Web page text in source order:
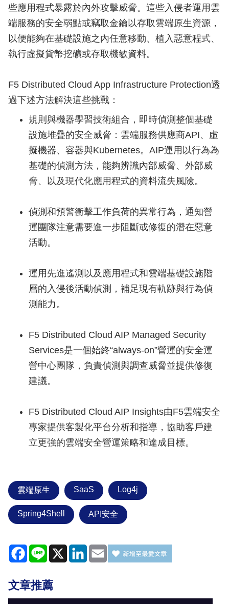
些應用程式暴露於內外攻擊威脅。這些入侵者運用雲
端服務的安全弱點或竊取金鑰以存取雲端原生資源，
以便能夠在基礎設施之內任意移動、植入惡意程式、
執行虛擬貨幣挖礦或存取機敏資料。
F5 Distributed Cloud App Infrastructure Protection透
過下述方法解決這些挑戰：
規則與機器學習技術組合，即時偵測整個基礎
設施堆疊的安全威脅：雲端服務供應商API、虛
擬機器、容器與Kubernetes。AIP運用以行為為
基礎的偵測方法，能夠辨識內部威脅、外部威
脅、以及現代化應用程式的資料流失風險。
偵測和預警衝擊工作負荷的異常行為，通知營
運團隊注意需要進一步阻斷或修復的潛在惡意
活動。
運用先進遙測以及應用程式和雲端基礎設施階
層的入侵後活動偵測，補足現有軌跡與行為偵
測能力。
F5 Distributed Cloud AIP Managed Security
Services是一個始終“always-on”營運的安全運
營中心團隊，負責偵測與調查威脅並提供修復
建議。
F5 Distributed Cloud AIP Insights由F5雲端安全
專家提供客製化平台分析和指導，協助客戶建
立更強的雲端安全營運策略和達成目標。
雲端原生 SaaS Log4j
Spring4Shell API安全
Facebook
Line X LinkedIn
Email
文章推薦